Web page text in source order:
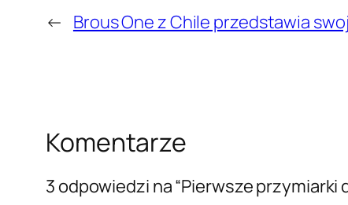
← Brous One z Chile przedstawia
Komentarze
3 odpowiedzi na “Pierwsze